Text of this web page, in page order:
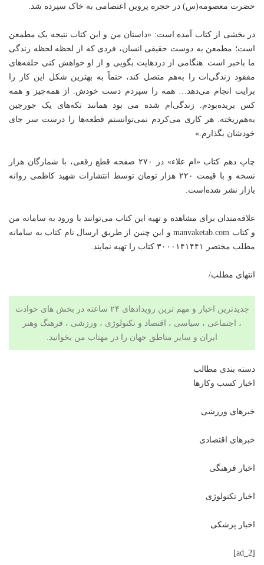
حضرت معصومه(س) در حجره پروین اعتصامی به خاک سپرده شد.
در بخشی از کتاب آمده است: «داستان من و این کتاب نتیجه یک مطمعن
است؛ مطمعن به دوست حقیقی انسان، فردی که از لحظه لحظه زندگی
ما باخبر است. هنگامی از دردهایت بگویی و از او خواهش کنی حلقه‌های
مفقود زندگی‌ات را به‌هم متصل کند، حتماً به بهترین شکل این کار را
برایت انجام می‌دهد… همه را سپردم دست خودش. از همه‌چیز و همه
کس بریده‌بودم. زندگی‌ام شده می بود همانند تکه‌های یک جورچین
به‌هم‌ریخته. هر کاری می‌کردم نمی‌توانستم قطعه‌ها را درست سر جای
خودشان بگذارم.»
چاپ دهم کتاب «ام علاء» در ۲۷۰ صفحه قطع رقعی، با شمارگان هزار
نسخه و با قیمت ۲۲۰ هزار تومان توسط انتشارات شهید کاظمی روانه
بازار نشر شده‌است.
علاقه‌مندان برای مشاهده و تهیه این کتاب می‌توانند با ورود به سامانه من
و کتاب manvaketab.com و این چنین از طریق ارسال نام کتاب به سامانه
مطلب مختصر ۳۰۰۰۱۴۱۴۴۱ کتاب را تهیه نمایند.
انتهای مطلب/
جدیدترین اخبار و مهم ترین رویدادهای ۲۴ ساعته در بخش های حوادث
، اجتماعی ، سیاسی ، اقتصاد و تکنولوژی ، ورزشی ، فرهنگ وهنر
ایران و سایر مناطق جهان را در مهتاب من بخوانید.
دسته بندی مطالب
اخبار کسب وکارها
خبرهای ورزشی
خبرهای اقتصادی
اخبار فرهنگی
اخبار تکنولوژی
اخبار پزشکی
[ad_2]